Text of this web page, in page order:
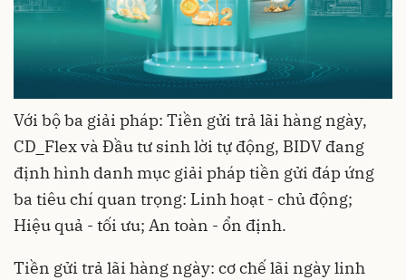
Với bộ ba giải pháp: Tiền gửi trả lãi hàng ngày,
CD_Flex và Đầu tư sinh lời tự động, BIDV đang
định hình danh mục giải pháp tiền gửi đáp ứng
ba tiêu chí quan trọng: Linh hoạt - chủ động;
Hiệu quả - tối ưu; An toàn - ổn định.
Tiền gửi trả lãi hàng ngày: cơ chế lãi ngày linh